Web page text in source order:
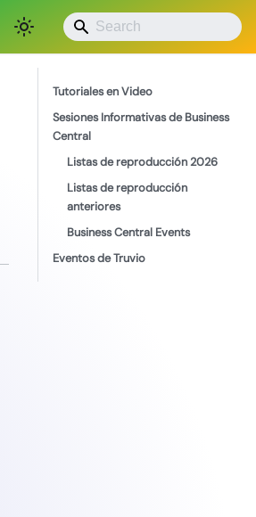
Tutoriales en Video
Sesiones Informativas de Business
Central
Listas de reproducción 2026
Listas de reproducción
anteriores
Business Central Events
Eventos de Truvio